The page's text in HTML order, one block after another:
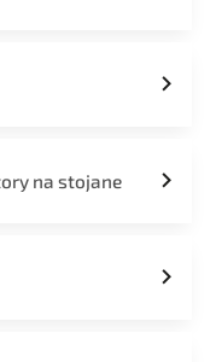
na stojane